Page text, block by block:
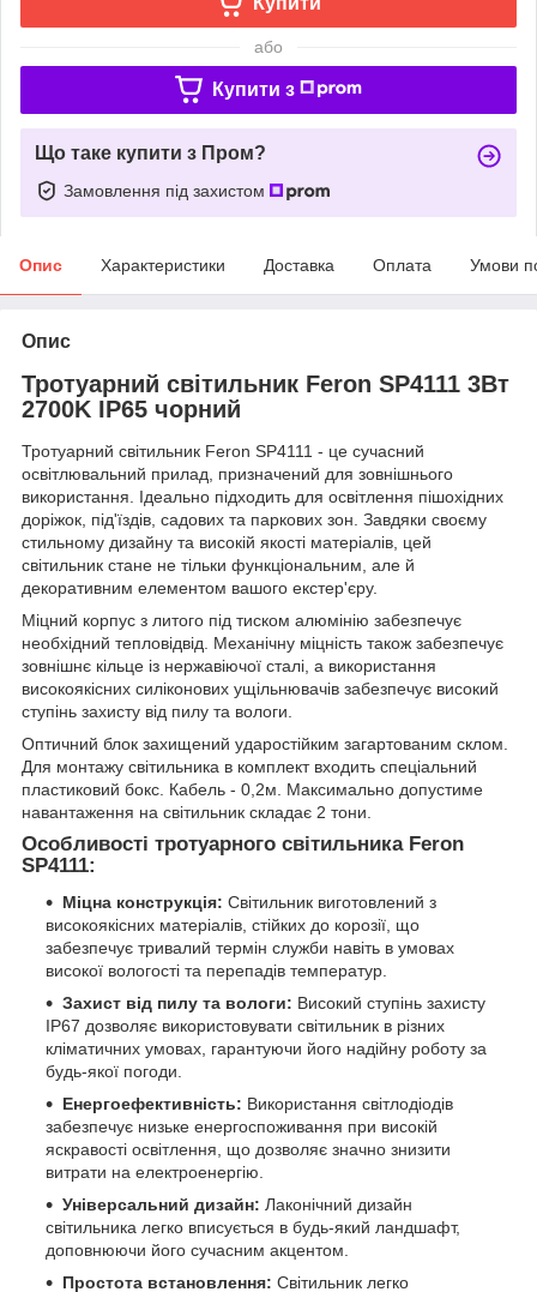
або
Купити з
Що таке купити з Пром?
Замовлення під захистом
Опис Характеристики Доставка Оплата Умови
Опис
Тротуарний світильник Feron SP4111 3Вт
2700K IP65 чорний
Тротуарний світильник Feron SP4111 - це сучасний
освітлювальний прилад, призначений для зовнішнього
використання. Ідеально підходить для освітлення пішохідних
доріжок, під'їздів, садових та паркових зон. Завдяки своєму
стильному дизайну та високій якості матеріалів, цей
світильник стане не тільки функціональним, але й
декоративним елементом вашого екстер'єру.
Міцний корпус з литого під тиском алюмінію забезпечує
необхідний тепловідвід. Механічну міцність також забезпечує
зовнішнє кільце із нержавіючої сталі, а використання
високоякісних силіконових ущільнювачів забезпечує високий
ступінь захисту від пилу та вологи.
Оптичний блок захищений ударостійким загартованим склом.
Для монтажу світильника в комплект входить спеціальний
пластиковий бокс. Кабель - 0,2м. Максимально допустиме
навантаження на світильник складає 2 тони.
Особливості тротуарного світильника Feron
SP4111:
Міцна конструкція: Світильник виготовлений з
високоякісних матеріалів, стійких до корозії, що
забезпечує тривалий термін служби навіть в умовах
високої вологості та перепадів температур.
Захист від пилу та вологи: Високий ступінь захисту
IP67 дозволяє використовувати світильник в різних
кліматичних умовах, гарантуючи його надійну роботу за
будь-якої погоди.
Енергоефективність: Використання світлодіодів
забезпечує низьке енергоспоживання при високій
яскравості освітлення, що дозволяє значно знизити
витрати на електроенергію.
Універсальний дизайн: Лаконічний дизайн
світильника легко вписується в будь-який ландшафт,
доповнюючи його сучасним акцентом.
Простота встановлення: Світильник легко